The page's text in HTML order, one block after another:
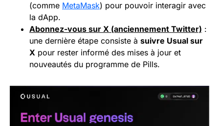
(comme MetaMask) pour pouvoir interagir avec
la dApp.
Abonnez-vous sur X (anciennement Twitter) :
une dernière étape consiste à suivre Usual sur
X pour rester informé des mises à jour et
nouveautés du programme de Pills.